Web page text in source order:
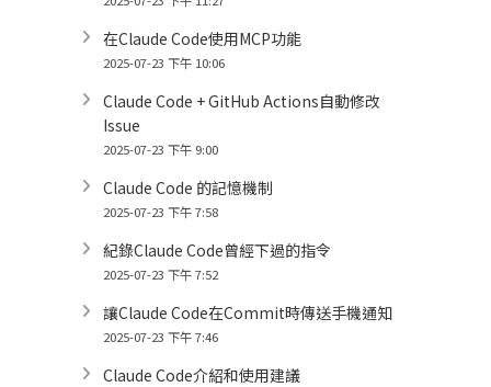
在Claude Code使用MCP功能
2025-07-23 下午 10:06
Claude Code + GitHub Actions自動修改
Issue
2025-07-23 下午 9:00
Claude Code 的記憶機制
2025-07-23 下午 7:58
紀錄Claude Code曾經下過的指令
2025-07-23 下午 7:52
讓Claude Code在Commit時傳送手機通知
2025-07-23 下午 7:46
Claude Code介紹和使用建議